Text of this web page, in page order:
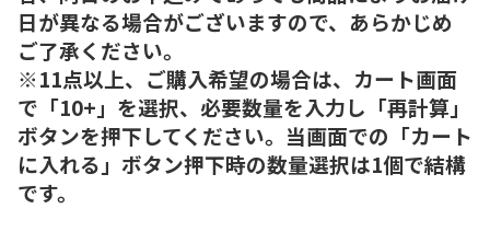
日が異なる場合がございますので、あらかじめ
ご了承ください。
※11点以上、ご購入希望の場合は、カート画面
で「10+」を選択、必要数量を入力し「再計算」
ボタンを押下してください。当画面での「カート
に入れる」ボタン押下時の数量選択は1個で結構
です。